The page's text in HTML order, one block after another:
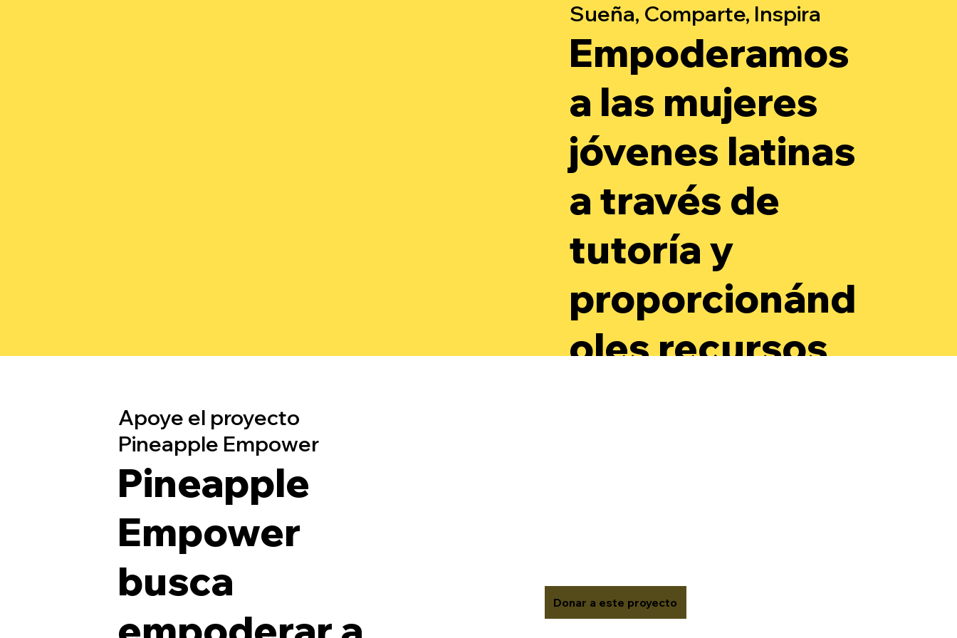
Sueña, Comparte, Inspira
Empoderamos
a las mujeres
jóvenes latinas
a través de
tutoría y
proporcionánd
oles recursos
valor.
Apoye el proyecto
Pineapple Empower
Pineapple
Empower
busca
Donar a este proyecto